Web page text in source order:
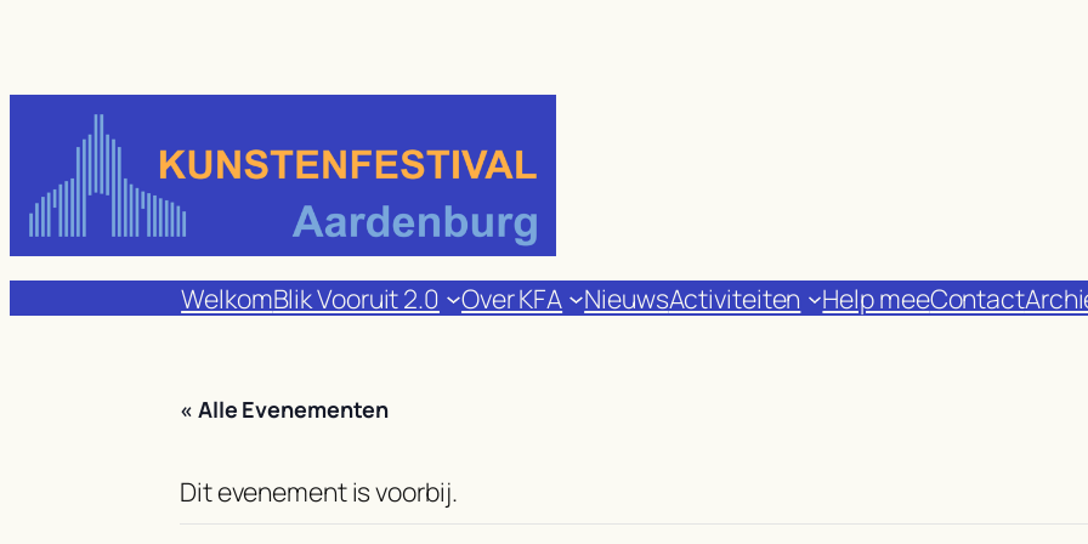
WelkomBlik Vooruit 2.0 Over KFA NieuwsActiviteiten Help meeContact
« Alle Evenementen
Dit evenement is voorbij.